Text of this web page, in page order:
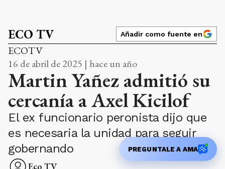
ECO TV Añadir como fuente en
ECOTV
16 de abril de 2025 | hace un año
Martin Yañez admitió su
cercanía a Axel Kicilof
El ex funcionario peronista dijo que
es necesaria la unidad para seguir
gobernando
Eco TV
PREGUNTALE A AMA